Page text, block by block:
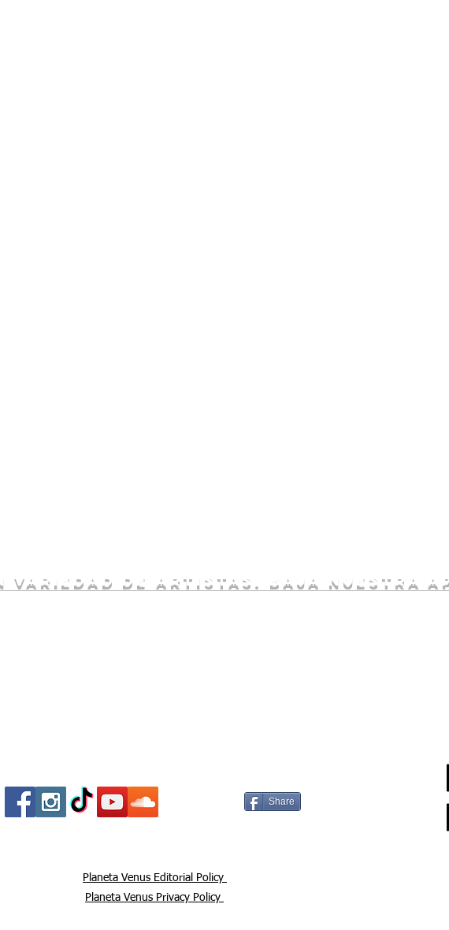
variedad de artistas. baja nuestra
Share
Planeta Venus Privacy Policy
Planeta Venus Editorial Policy